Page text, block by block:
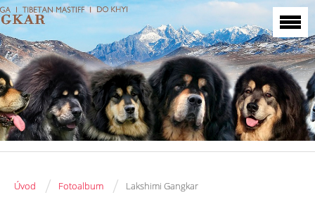
Úvod / Fotoalbum / Lakshimi Gangkar